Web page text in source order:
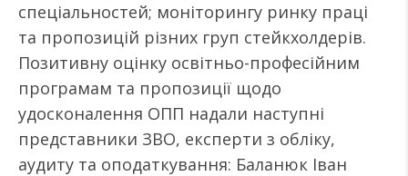
спеціальностей; моніторингу ринку праці
та пропозицій різних груп стейкхолдерів.
Позитивну оцінку освітньо-професійним
програмам та пропозиції щодо
удосконалення ОПП надали наступні
представники ЗВО, експерти з обліку,
аудиту та оподаткування: Баланюк Іван